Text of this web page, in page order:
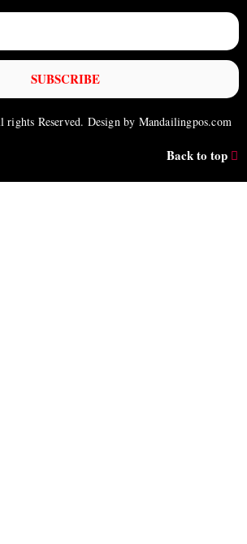
SUBSCRIBE
Reserved. Design by Mandailingpos.com
Back to top